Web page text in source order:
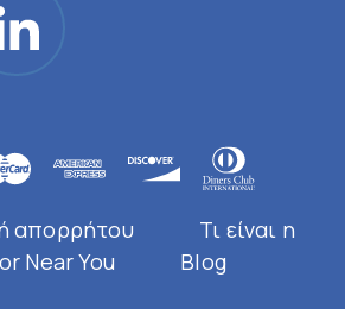
απορρήτου
Τι είναι η
Near You
Blog